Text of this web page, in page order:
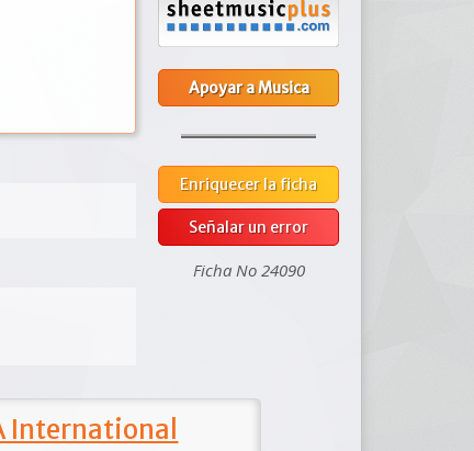
Apoyar a Musica
Enriquecer la ficha
Señalar un error
Ficha No 24090
International